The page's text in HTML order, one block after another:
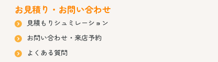
お見積り・お問い合わせ
見積もりシュミレーション
お問い合わせ・来店予約
よくある質問